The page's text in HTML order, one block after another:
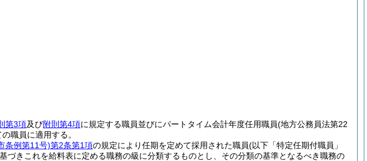
第3項及び附則第4項に規定する職員並びにパートタイム会計年度任用職員(地方公務員法第22
職員に適用する。
条例第11号)第2条第1項の規定により任期を定めて採用された職員(以下「特定任期付職員」
づきこれを給料表に定める職務の級に分類するものとし、その分類の基準となるべき職務の